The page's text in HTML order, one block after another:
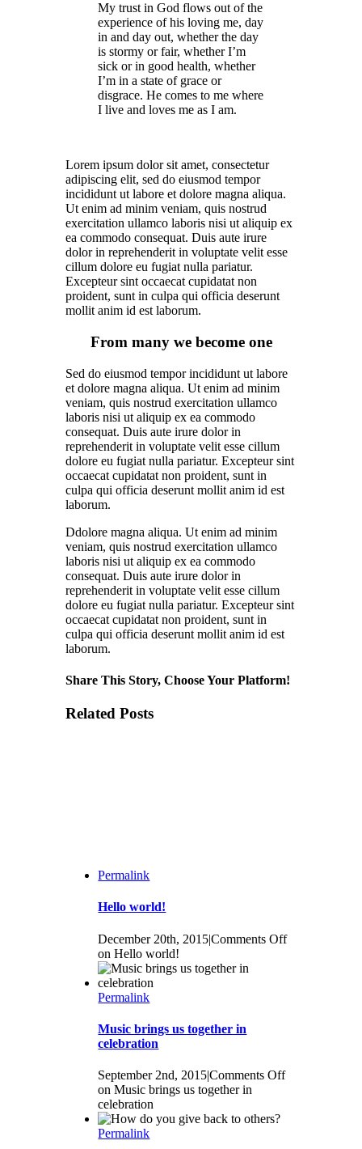
My trust in God flows out of the
experience of his loving me, day
in and day out, whether the day
is stormy or fair, whether I’m
sick or in good health, whether
I’m in a state of grace or
disgrace. He comes to me where
I live and loves me as I am.
Lorem ipsum dolor sit amet, consectetur
adipiscing elit, sed do eiusmod tempor
incididunt ut labore et dolore magna aliqua.
Ut enim ad minim veniam, quis nostrud
exercitation ullamco laboris nisi ut aliquip ex
ea commodo consequat. Duis aute irure
dolor in reprehenderit in voluptate velit esse
cillum dolore eu fugiat nulla pariatur.
Excepteur sint occaecat cupidatat non
proident, sunt in culpa qui officia deserunt
mollit anim id est laborum.
From many we become one
Sed do eiusmod tempor incididunt ut labore
et dolore magna aliqua. Ut enim ad minim
veniam, quis nostrud exercitation ullamco
laboris nisi ut aliquip ex ea commodo
consequat. Duis aute irure dolor in
reprehenderit in voluptate velit esse cillum
dolore eu fugiat nulla pariatur. Excepteur sint
occaecat cupidatat non proident, sunt in
culpa qui officia deserunt mollit anim id est
laborum.
Ddolore magna aliqua. Ut enim ad minim
veniam, quis nostrud exercitation ullamco
laboris nisi ut aliquip ex ea commodo
consequat. Duis aute irure dolor in
reprehenderit in voluptate velit esse cillum
dolore eu fugiat nulla pariatur. Excepteur sint
occaecat cupidatat non proident, sunt in
culpa qui officia deserunt mollit anim id est
laborum.
Share This Story, Choose Your Platform!
Related Posts
Permalink
Hello world!
December 20th, 2015|Comments Off
on Hello world!
Permalink
Music brings us together in
celebration
September 2nd, 2015|Comments Off
on Music brings us together in
celebration
Permalink